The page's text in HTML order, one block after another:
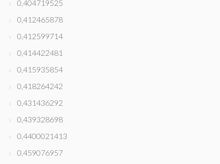
0,404719525
0,412465878
0,412599714
0,414422481
0,415935854
0,418264242
0,431436292
0,439328698
0,4400021413
0,459076957